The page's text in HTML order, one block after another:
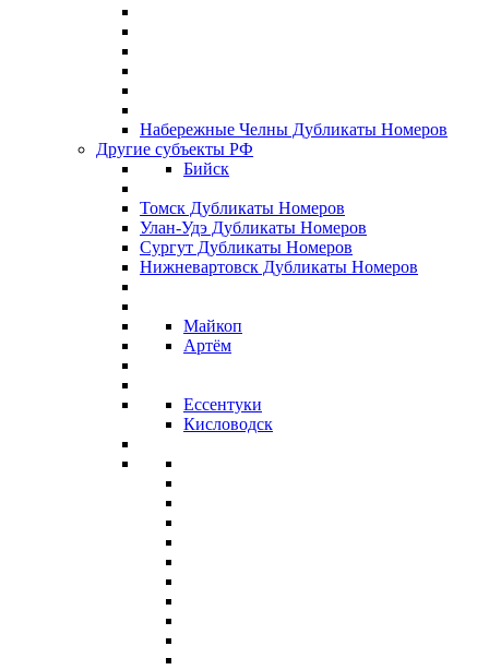
Набережные Челны Дубликаты Номеров
Другие субъекты РФ
Бийск
Томск Дубликаты Номеров
Улан-Удэ Дубликаты Номеров
Сургут Дубликаты Номеров
Нижневартовск Дубликаты Номеров
Майкоп
Артём
Ессентуки
Кисловодск